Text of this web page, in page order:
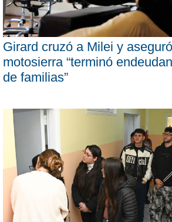
Girard cruzó a Milei y
motosierra “terminó
de familias”